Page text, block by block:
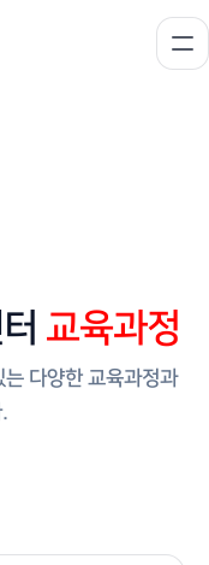
교육과정
다양한 교육과정과